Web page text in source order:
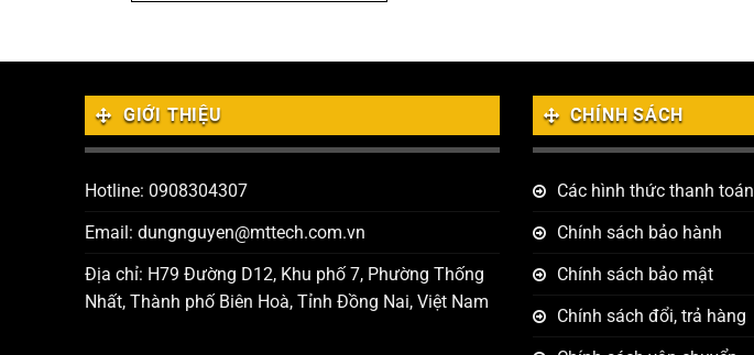
GIỚI THIỆU
Hotline: 0908304307
Email: dungnguyen@mttech.com.vn
Địa chỉ: H79 Đường D12, Khu phố 7, Phường Thống
Nhất, Thành phố Biên Hoà, Tỉnh Đồng Nai, Việt Nam
CHÍNH SÁCH
Các hình thức thanh toán
Chính sách bảo hành
Chính sách bảo mật
Chính sách đổi, trả hàng